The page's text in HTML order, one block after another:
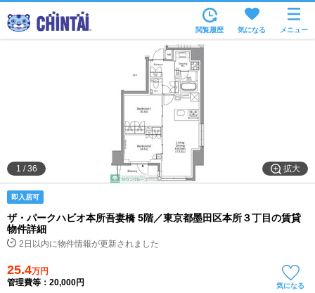
沿線・駅から
住所から
家賃相場から
通勤通学時間から
物件特集から
不動産会社から
閲覧履歴 気になる メニュー
拡大
1 /36
即入居可
ザ・パークハビオ本所吾妻橋 5階／東京都墨田区本所３丁目の賃貸
物件詳細
2日以内に物件情報が更新されました
25.4万円
管理費等：20,000円
気になる